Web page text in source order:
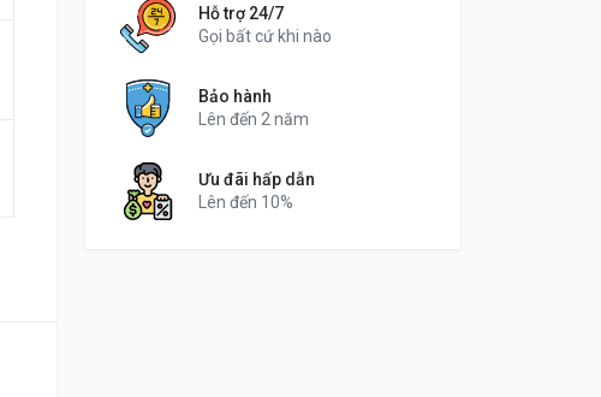
Hỗ trợ 24/7
Gọi bất cứ khi nào
Bảo hành
Lên đến 2 năm
Ưu đãi hấp dẫn
Lên đến 10%